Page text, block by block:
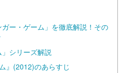
ー・ゲーム」を徹底解説！その
シリーズ解説
』(2012)のあらすじ